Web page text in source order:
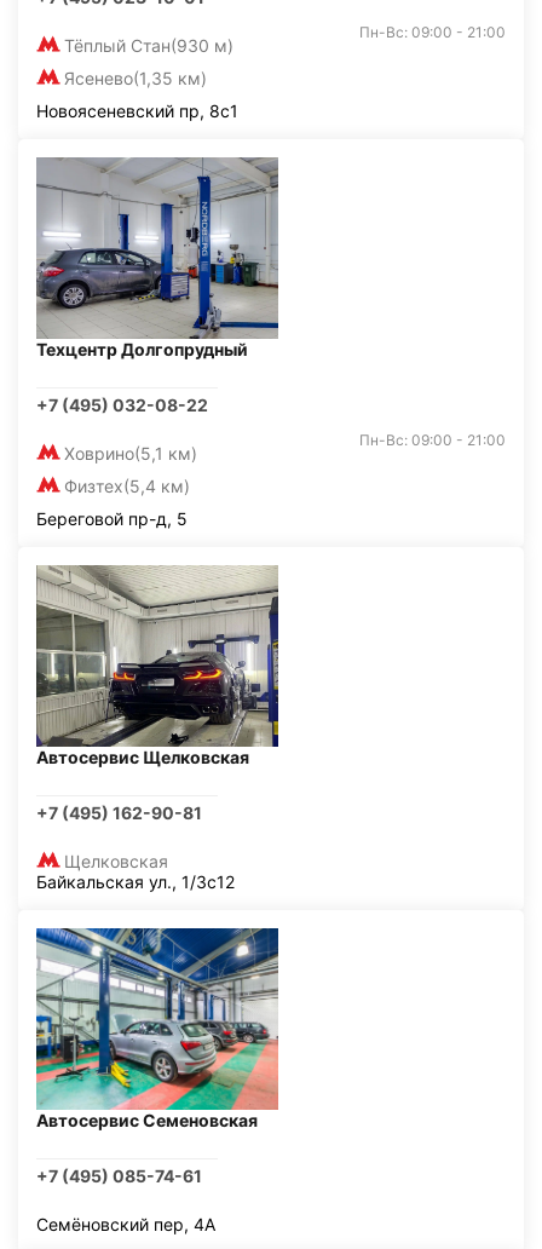
Тёплый Стан(930 м)
Ясенево(1,35 км)
Пн-Вс: 09:00 - 21:00
Новоясеневский пр, 8с1
Техцентр Долгопрудный
+7 (495) 032-08-22
Ховрино(5,1 км)
Физтех(5,4 км)
Пн-Вс: 09:00 - 21:00
Береговой пр-д, 5
Автосервис Щелковская
+7 (495) 162-90-81
Щелковская
Байкальская ул., 1/3с12
Автосервис Семеновская
+7 (495) 085-74-61
Семёновский пер, 4А